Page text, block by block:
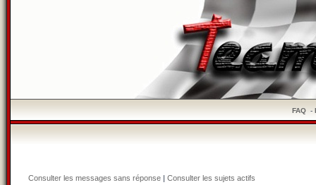
FAQ-
Consulter les messages sans réponse | Consulter les sujets actifs